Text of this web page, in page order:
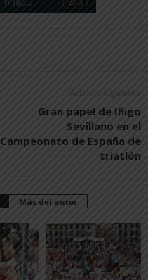
Artículo siguiente
Gran papel de Iñigo
Sevillano en el
Campeonato de España de
triatlón
Más del autor